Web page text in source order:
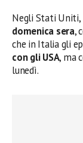
Negli Stati Uniti,
domenica sera,
che in Italia gli
con gli USA, ma
lunedì.